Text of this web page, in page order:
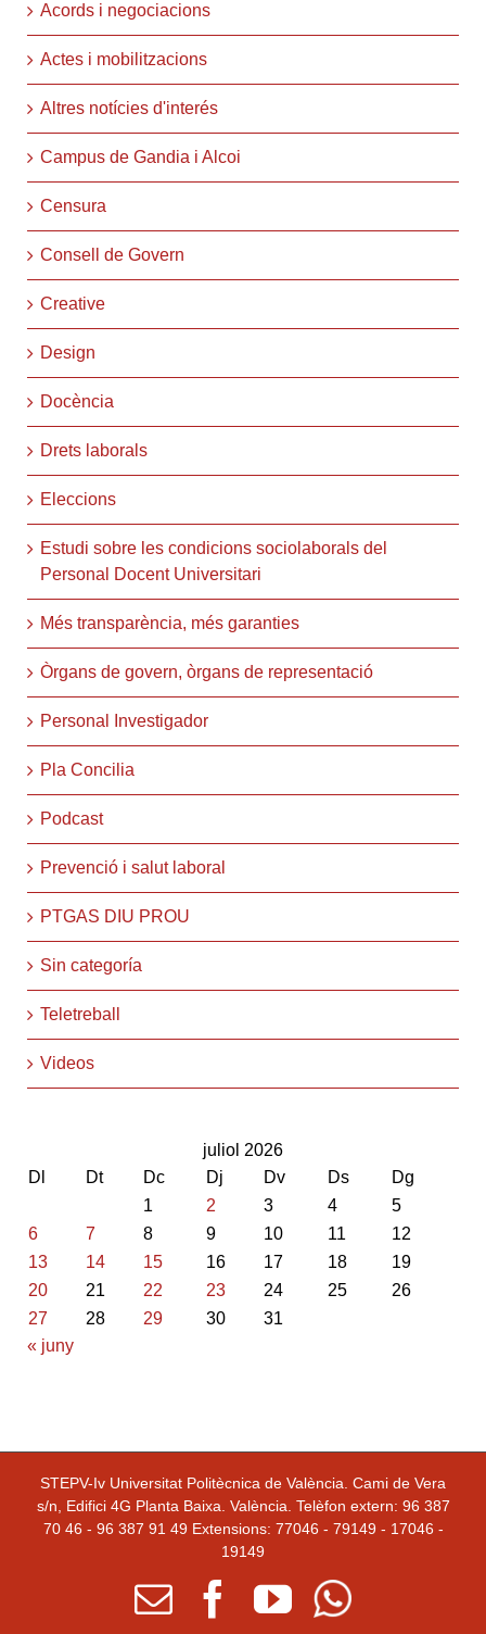
Acords i negociacions
Actes i mobilitzacions
Altres notícies d'interés
Campus de Gandia i Alcoi
Censura
Consell de Govern
Creative
Design
Docència
Drets laborals
Eleccions
Estudi sobre les condicions sociolaborals del
Personal Docent Universitari
Més transparència, més garanties
Òrgans de govern, òrgans de representació
Personal Investigador
Pla Concilia
Podcast
Prevenció i salut laboral
PTGAS DIU PROU
Sin categoría
Teletreball
Videos
juliol 2026
Dl
Dt Dc Dj Dv Ds
Dg
1
2 3 4
5
6
7 8 9 10 11
12
13
14 15 16 17 18
19
20
21 22 23 24 25
26
27
28 29 30
31
« juny
STEPV-Iv Universitat Politècnica de València. Cami de Vera
s/n, Edifici 4G Planta Baixa. València. Telèfon extern: 96 387
70 46 - 96 387 91 49 Extensions: 77046 - 79149 - 17046 -
19149
Emailfacebook
youtube
Whatsapp